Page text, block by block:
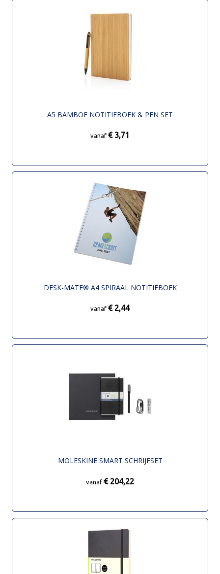
A5 BAMBOE NOTITIEBOEK & PEN SET
vanaf € 3,71
DESK-MATE® A4 SPIRAAL NOTITIEBOEK
vanaf € 2,44
MOLESKINE SMART SCHRIJFSET
vanaf € 204,22